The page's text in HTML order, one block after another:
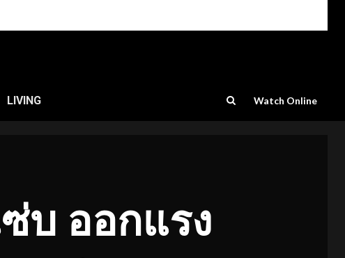
LIVING Watch Online
บ ออกแรง